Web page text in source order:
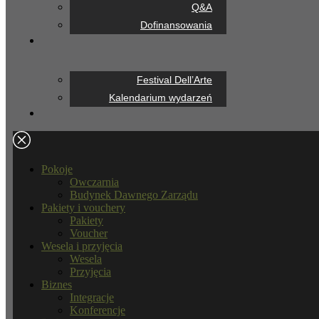
Q&A
Dofinansowania
Festival Dell’Arte
Kalendarium wydarzeń
Pokoje
Owczarnia
Budynek Dawnego Zarządu
Pakiety i vouchery
Pakiety
Voucher
Wesela i przyjęcia
Wesela
Przyjęcia
Biznes
Integracje
Konferencje